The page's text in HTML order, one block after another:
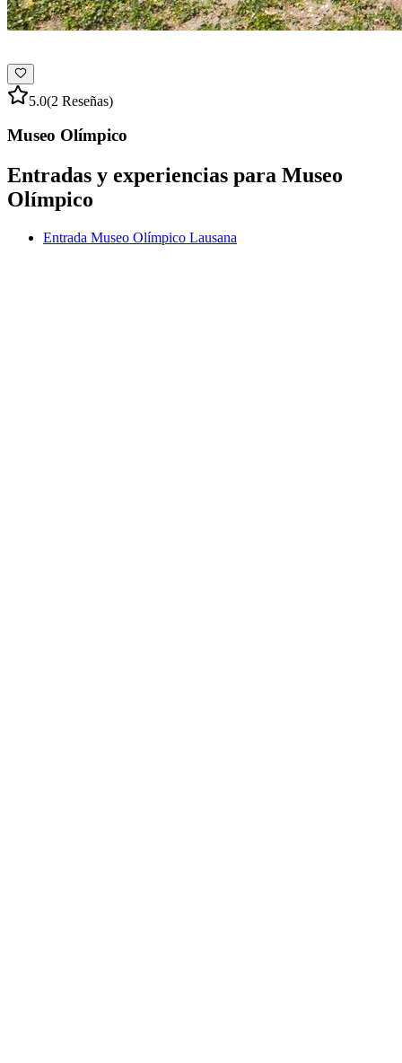
5.0(2 Reseñas)
Museo Olímpico
Entradas y experiencias para Museo
Olímpico
Entrada Museo Olímpico Lausana